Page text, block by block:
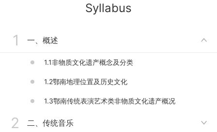
Syllabus
1 一、概述 
1.1非物质文化遗产概念及分类
1.2鄂南地理位置及历史文化
1.3鄂南传统表演艺术类非物质文化遗产概况
2 二、传统音乐 